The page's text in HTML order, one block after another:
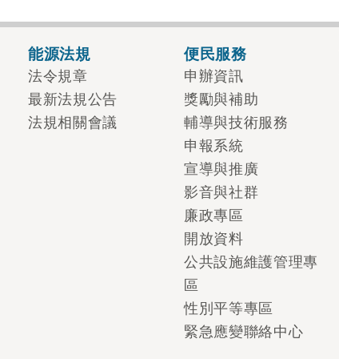
能源法規
法令規章
最新法規公告
法規相關會議
便民服務
申辦資訊
獎勵與補助
輔導與技術服務
申報系統
宣導與推廣
影音與社群
廉政專區
開放資料
公共設施維護管理專
區
性別平等專區
緊急應變聯絡中心